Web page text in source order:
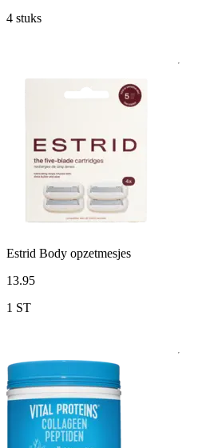
4 stuks
Estrid Body opzetmesjes
13.95
1 ST